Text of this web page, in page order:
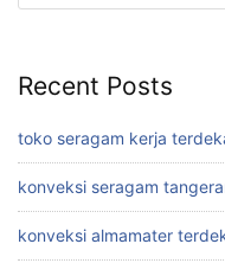
Recent Posts
toko seragam kerja
konveksi seragam
konveksi almamater